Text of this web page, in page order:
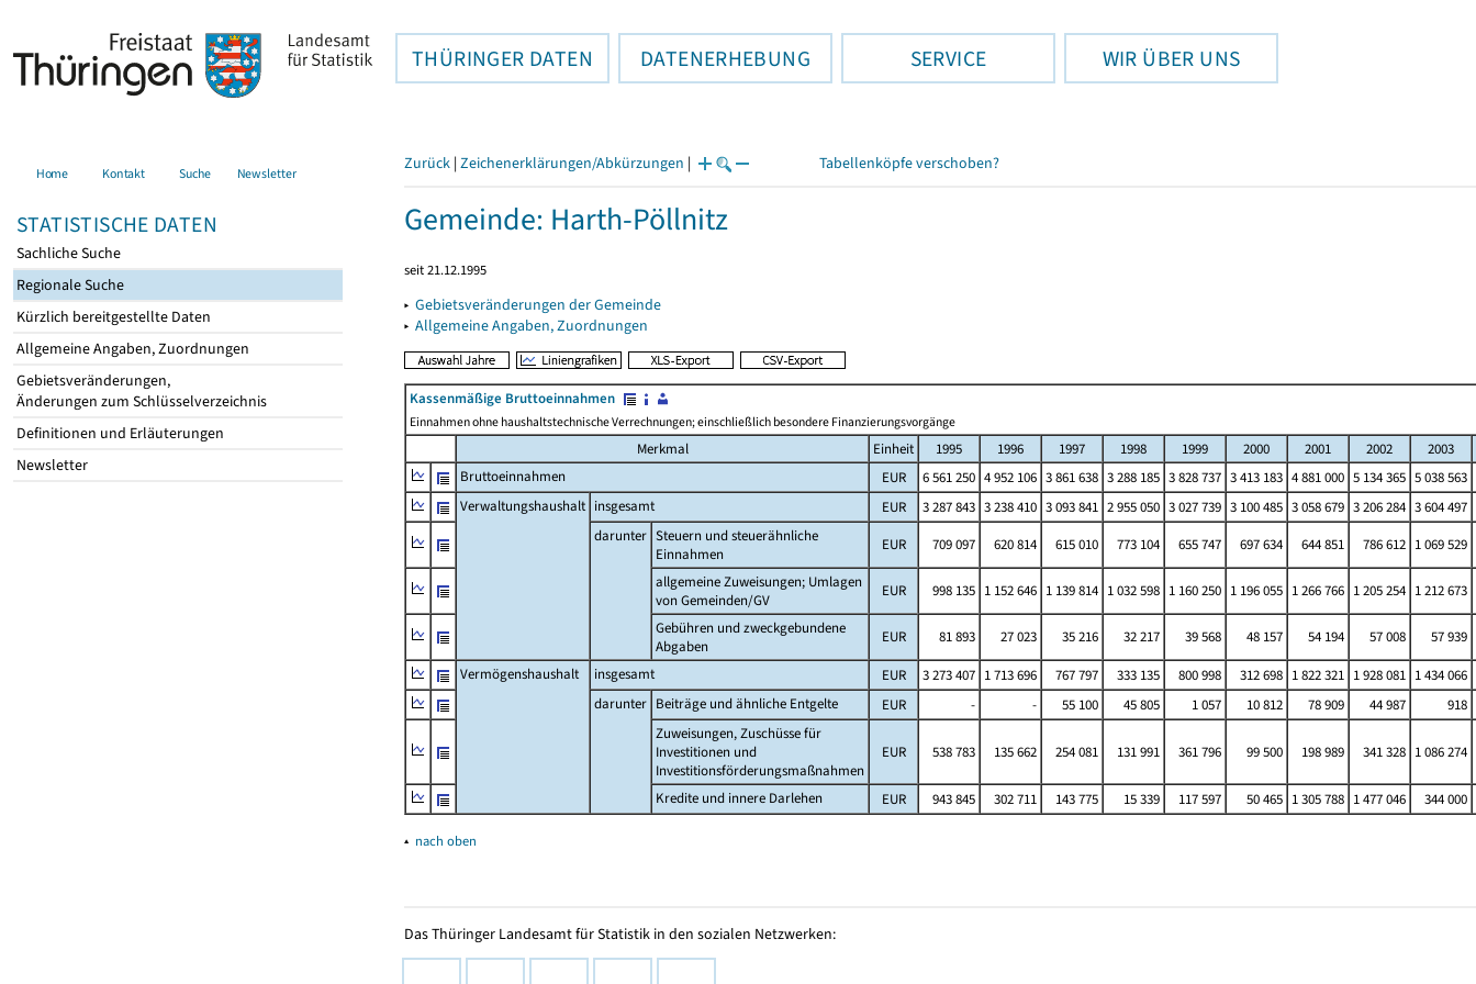
THÜRINGER DATEN DATENERHEBUNG SERVICE WIR ÜBER UNS
Home Kontakt Suche Newsletter
STATISTISCHE DATEN
Sachliche Suche
Regionale Suche
Kürzlich bereitgestellte Daten
Allgemeine Angaben, Zuordnungen
Gebietsveränderungen,
Änderungen zum Schlüsselverzeichnis
Definitionen und Erläuterungen
Newsletter
Zurück | Zeichenerklärungen/Abkürzungen | Tabellenköpfe verschoben?
Gemeinde: Harth-Pöllnitz
seit 21.12.1995
▸ Gebietsveränderungen der Gemeinde
▸ Allgemeine Angaben, Zuordnungen
Kassenmäßige Bruttoeinnahmen
Einnahmen ohne haushaltstechnische Verrechnungen; einschließlich besondere Finanzierungsvorgänge
Merkmal Einheit 1995 1996 1997 1998 1999 2000 2001 2002
2003
Bruttoeinnahmen
EUR 6 561 250 4 952 106 3 861 638 3 288 185 3 828 737 3 413 183 4 881 000 5 134 365 5 038 563
Verwaltungshaushalt insgesamt EUR 3 287 843 3 238 410 3 093 841 2 955 050 3 027 739 3 100 485 3 058 679 3 206 284 3 604 497
darunter Steuern und steuerähnliche
Einnahmen
EUR 709 097 620 814 615 010 773 104 655 747 697 634 644 851 786 612 1 069 529
allgemeine Zuweisungen; Umlagen
von Gemeinden/GV
EUR 998 135 1 152 646 1 139 814 1 032 598 1 160 250 1 196 055 1 266 766 1 205 254 1 212 673
Gebühren und zweckgebundene
Abgaben
EUR 81 893 27 023 35 216 32 217 39 568 48 157 54 194 57 008
57 939
Vermögenshaushalt
insgesamt EUR 3 273 407 1 713 696 767 797 333 135 800 998 312 698 1 822 321 1 928 081 1 434 066
darunter Beiträge und ähnliche Entgelte EUR - - 55 100 45 805 1 057 10 812 78 909 44 987
918
Zuweisungen, Zuschüsse für
Investitionen und
Investitionsförderungsmaßnahmen
EUR 538 783 135 662 254 081 131 991 361 796 99 500 198 989 341 328 1 086 274
Kredite und innere Darlehen EUR 943 845 302 711 143 775 15 339 117 597 50 465 1 305 788 1 477 046 344 000
▴ nach oben
Das Thüringer Landesamt für Statistik in den sozialen Netzwerken: